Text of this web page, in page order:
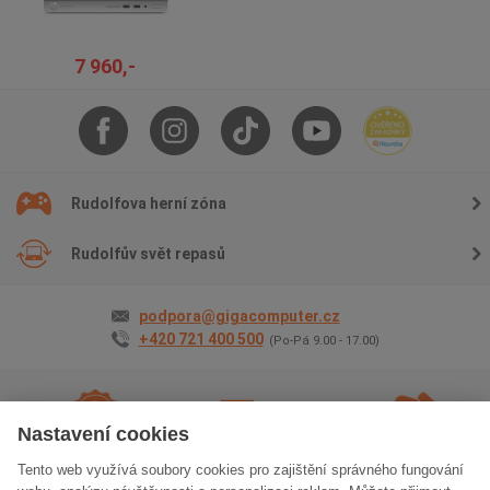
Nastavení cookies
Tento web využívá soubory cookies pro zajištění správného fungování
7 960,-
Rudolfova herní zóna
Rudolfův svět repasů
podpora@gigacomputer.cz
+420 721 400 500 (Po-Pá 9.00 - 17.00)
2 roky záruky na vše Doprava zdarma Osobní odběr zdarma